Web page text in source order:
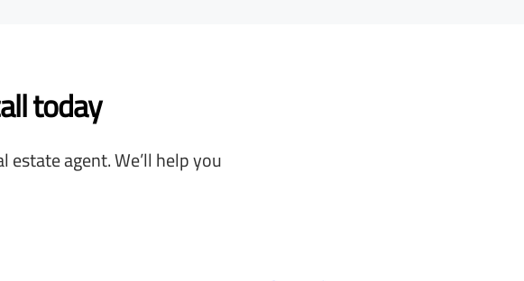
today
agent. We’ll help you